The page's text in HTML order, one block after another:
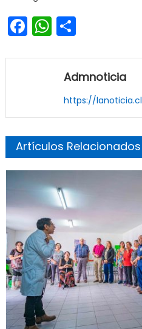
Facebook
WhatsApp
Share
Admnoticia
https://lanoticia.cl
Artículos Relacionados